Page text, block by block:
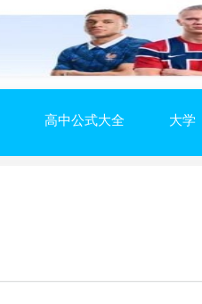
高中公式大全 大学